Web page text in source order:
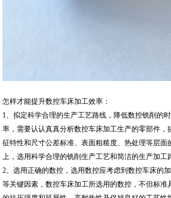
怎样才能提升数控车床加工效率：
1、拟定科学合理的生产工艺路线，降低数控铣削的
率，需要认认真真分析数控车床加工生产的零部件，
征特性和尺寸公差标准、表面粗糙度、热处理等层面
上，选用科学合理的铣削生产工艺和简洁的生产加工
2、选用正确的数控，选用数控应考虑到数控车床的
等关键因素，数控车床加工所选用的数控，不但标准